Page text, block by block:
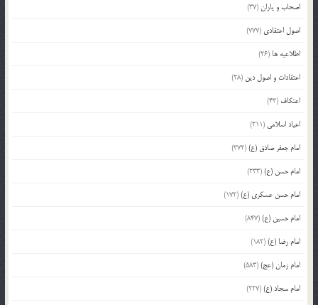
اصحاب و یاران(37)
اصول اعتقادی (777)
اطلاعیه ها (26)
اعتقادات و اصول دین (28)
اعتکاف (43)
اعیاد اسلامی (211)
امام جعفر صادق (ع)(372)
امام حسن (ع)(233)
امام حسن عسکری (ع)(172)
امام حسین (ع)(847)
امام رضا (ع)(182)
امام زمان (عج)(583)
امام سجاد (ع)(227)